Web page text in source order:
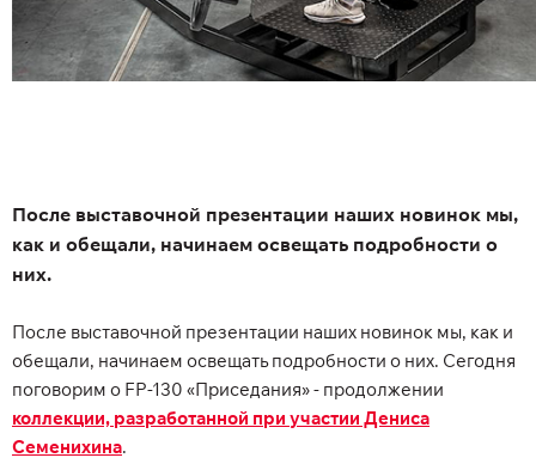
После выставочной презентации наших новинок мы,
как и обещали, начинаем освещать подробности о
них.
После выставочной презентации наших новинок мы, как и
обещали, начинаем освещать подробности о них. Сегодня
поговорим о FP-130 «Приседания» - продолжении
коллекции, разработанной при участии Дениса
Семенихина.